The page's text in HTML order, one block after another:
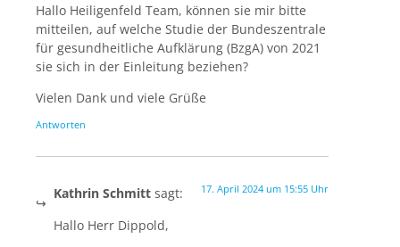
Hallo Heiligenfeld Team, können sie mir bitte
mitteilen, auf welche Studie der Bundeszentrale
für gesundheitliche Aufklärung (BzgA) von 2021
sie sich in der Einleitung beziehen?
Vielen Dank und viele Grüße
Antworten
Kathrin Schmitt sagt: 17. April 2024 um 15:55 Uhr
Hallo Herr Dippold,